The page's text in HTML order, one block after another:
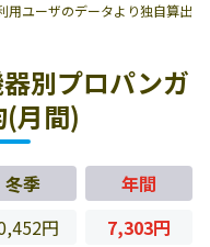
用ユーザのデータより独自算出
別プロパンガ
(月間)
冬季
年間
円
7,303円